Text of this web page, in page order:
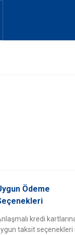
Ödeme
kredi
taksit seçenekleri